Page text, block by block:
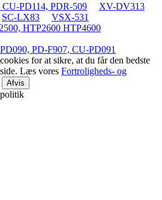
CU-PD114, PDR-509
XV-DV313
SC-LX83
VSX-531
HTP2600 HTP4600
PD-F907, CU-PD091
for at sikre, at du får den bedste
Læs vores Fortroligheds- og
Afvis